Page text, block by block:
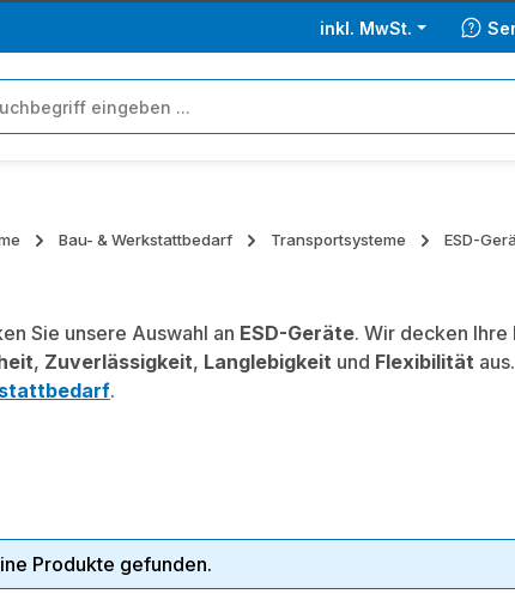
inkl. MwSt.
Bau- & Werkstattbedarf Transportsysteme ESD-
Sie unsere Auswahl an ESD-Geräte. Wir decken
, Zuverlässigkeit, Langlebigkeit und Flexibilität
.
Produkte gefunden.